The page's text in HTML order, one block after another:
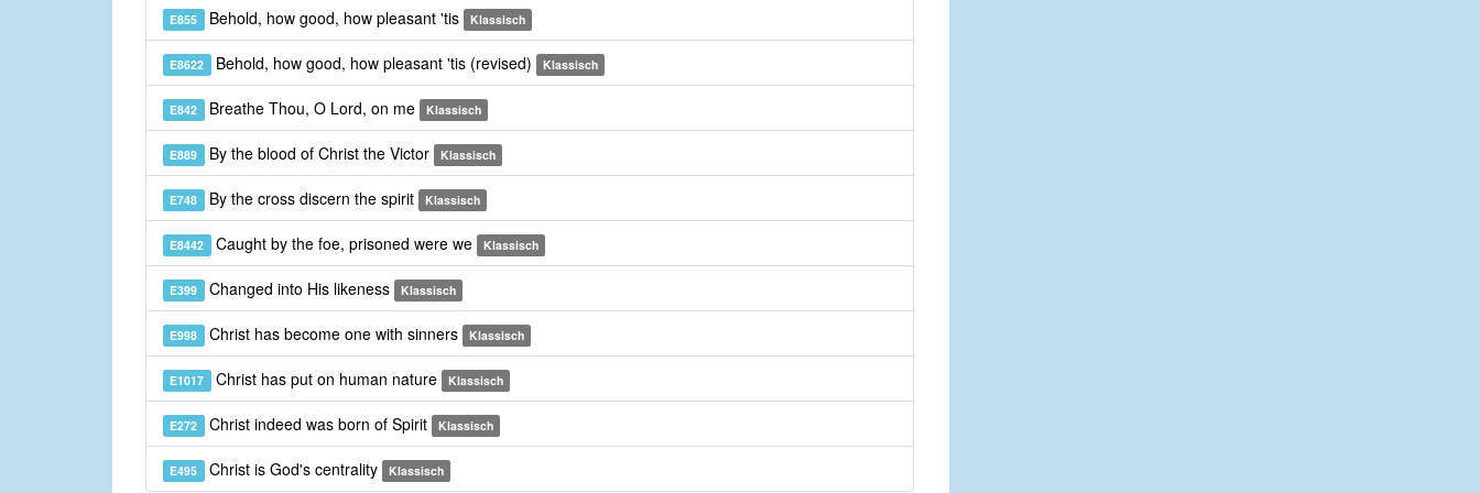
E855 Behold, how good, how pleasant 'tis Klassisch
E8622 Behold, how good, how pleasant 'tis (revised) Klassisch
E842 Breathe Thou, O Lord, on me Klassisch
E889 By the blood of Christ the Victor Klassisch
E748 By the cross discern the spirit Klassisch
E8442 Caught by the foe, prisoned were we Klassisch
E399 Changed into His likeness Klassisch
E998 Christ has become one with sinners Klassisch
E1017 Christ has put on human nature Klassisch
E272 Christ indeed was born of Spirit Klassisch
E495 Christ is God's centrality Klassisch